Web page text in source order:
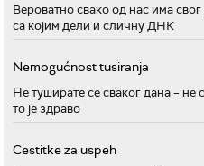
Вероватно свако од нас има свог
са којим дели и сличну ДНК
Nemogućnost tusiranja
Не туширате се сваког дана – не
то је здраво
Cestitke za uspeh